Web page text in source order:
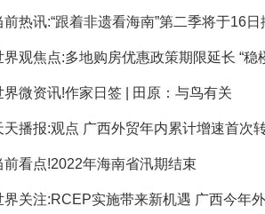
前热讯:“跟着非遗看海南”第二季将于16日
界观焦点:多地购房优惠政策期限延长 “稳
界微资讯!作家日签 | 田原：与鸟有关
天播报:观点 广西外贸年内累计增速首次
前看点!2022年海南省汛期结束
界关注:RCEP实施带来新机遇 广西今年